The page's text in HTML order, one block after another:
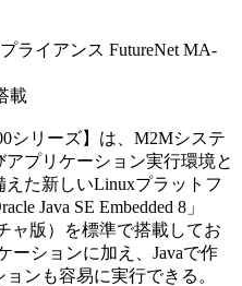
ライアンス FutureNet MA-
載
シリーズ】は、M2Mシステ
アプリケーション実行環境と
えた新しいLinuxプラットフ
Java SE Embedded 8」
ャ版）を標準で搭載してお
ーションに加え、Javaで作
ンも容易に実行できる。